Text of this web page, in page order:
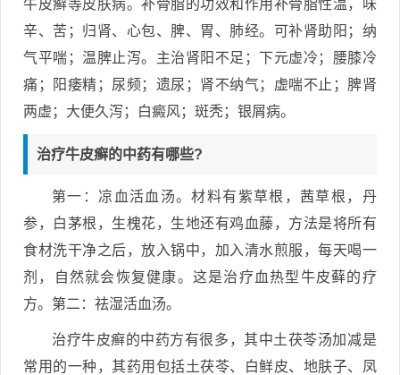
牛皮癣等皮肤病。补骨脂的功效和作用补骨脂性温，味
辛、苦；归肾、心包、脾、胃、肺经。可补肾助阳；纳
气平喘；温脾止泻。主治肾阳不足；下元虚冷；腰膝冷
痛；阳痿精；尿频；遗尿；肾不纳气；虚喘不止；脾肾
两虚；大便久泻；白癜风；斑秃；银屑病。
治疗牛皮癣的中药有哪些?
第一：凉血活血汤。材料有紫草根，茜草根，丹
参，白茅根，生槐花，生地还有鸡血藤，方法是将所有
食材洗干净之后，放入锅中，加入清水煎服，每天喝一
剂，自然就会恢复健康。这是治疗血热型牛皮藓的疗
方。第二：祛湿活血汤。
治疗牛皮癣的中药方有很多，其中土茯苓汤加减是
常用的一种，其药用包括土茯苓、白鲜皮、地肤子、凤